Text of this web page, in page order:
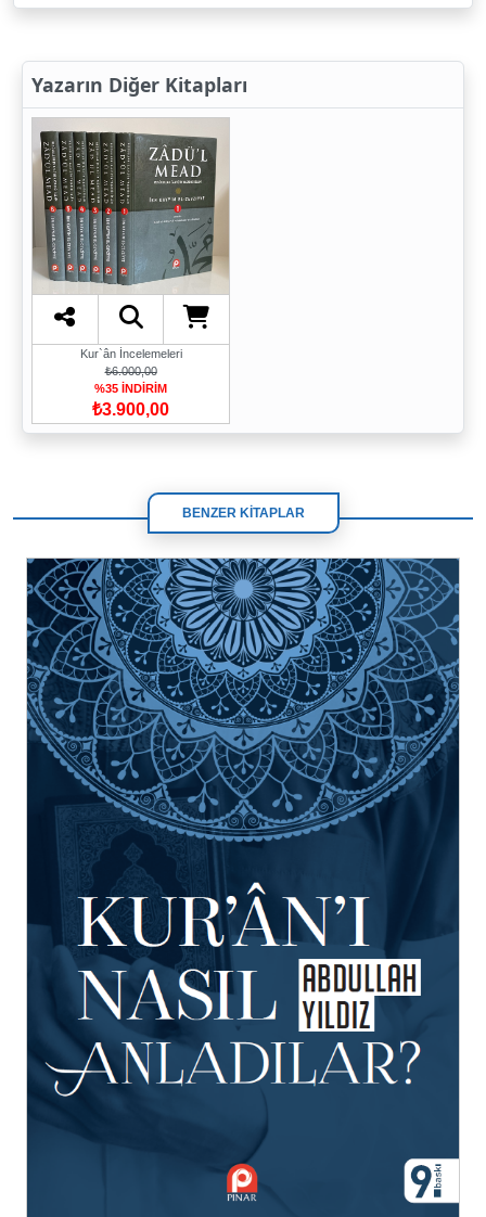
Yazarın Diğer Kitapları
Kur`ân İncelemeleri
₺6.000,00
%35 İNDİRİM
₺3.900,00
BENZER KİTAPLAR